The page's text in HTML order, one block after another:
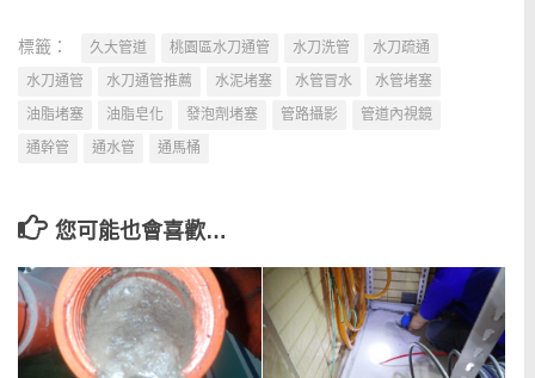
標籤： 久大管道 桃園區水刀通管 水刀洗管
水刀疏通
水刀通管
水刀通管推薦 水泥堵塞 水管冒水
水管堵塞
油脂堵塞
油脂皂化 發泡劑堵塞 管路攝影
管道內視鏡
通幹管
通水管 通馬桶
您可能也會喜歡…